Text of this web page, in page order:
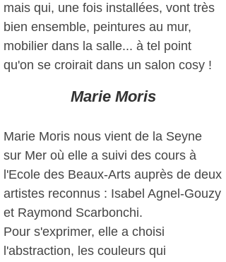
mais qui, une fois installées, vont très
bien ensemble, peintures au mur,
mobilier dans la salle... à tel point
qu'on se croirait dans un salon cosy !
Marie Moris
Marie Moris nous vient de la Seyne
sur Mer où elle a suivi des cours à
l'Ecole des Beaux-Arts auprès de deux
artistes reconnus : Isabel Agnel-Gouzy
et Raymond Scarbonchi.
Pour s'exprimer, elle a choisi
l'abstraction, les couleurs qui